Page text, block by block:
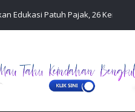
Edukasi Patuh Pajak, 26